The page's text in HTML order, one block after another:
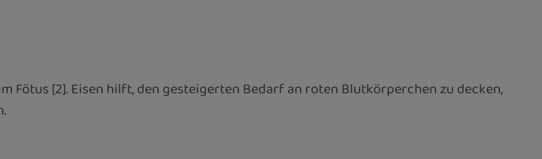
[2]. Eisen hilft, den gesteigerten Bedarf an roten Blutkörperchen zu decken,